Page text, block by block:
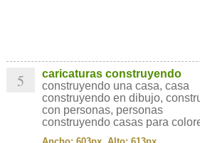
5
caricaturas construyendo
construyendo una casa, casa
construyendo en dibujo,
con personas, personas
construyendo casas para